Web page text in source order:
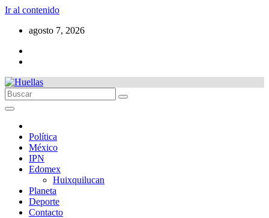
Ir al contenido
agosto 7, 2026
Política
México
IPN
Edomex
Huixquilucan
Planeta
Deporte
Contacto